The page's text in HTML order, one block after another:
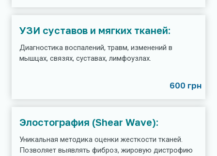
УЗИ суставов и мягких тканей:
Диагностика воспалений, травм, изменений в
мышцах, связях, суставах, лимфоузлах.
600 грн
Элостография (Shear Wave):
Уникальная методика оценки жесткости тканей.
Позволяет выявлять фиброз, жировую дистрофию